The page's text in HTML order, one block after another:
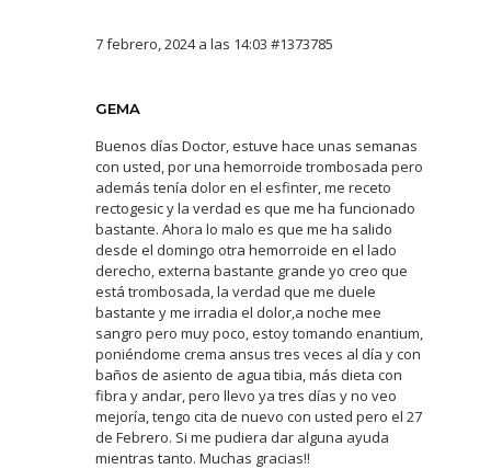
7 febrero, 2024 a las 14:03 #1373785
GEMA
Buenos días Doctor, estuve hace unas semanas
con usted, por una hemorroide trombosada pero
además tenía dolor en el esfinter, me receto
rectogesic y la verdad es que me ha funcionado
bastante. Ahora lo malo es que me ha salido
desde el domingo otra hemorroide en el lado
derecho, externa bastante grande yo creo que
está trombosada, la verdad que me duele
bastante y me irradia el dolor,a noche mee
sangro pero muy poco, estoy tomando enantium,
poniéndome crema ansus tres veces al día y con
baños de asiento de agua tibia, más dieta con
fibra y andar, pero llevo ya tres días y no veo
mejoría, tengo cita de nuevo con usted pero el 27
de Febrero. Si me pudiera dar alguna ayuda
mientras tanto. Muchas gracias!!